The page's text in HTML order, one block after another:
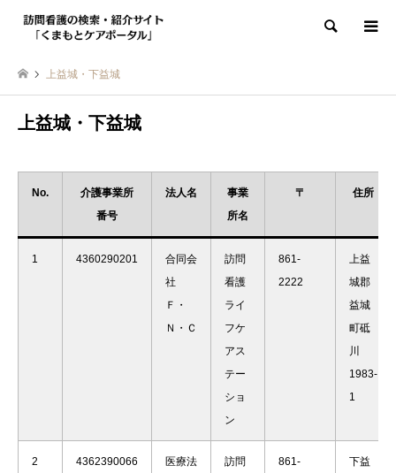
検索
上益城・下益城
上益城・下益城
No.
介護事業所
番号
法人名
事業
所名
〒 住所
1 4360290201
合同会
社
Ｆ・
Ｎ・Ｃ
訪問
看護
ライ
フケ
アス
テー
ショ
ン
861-
2222
上益
城郡
益城
町砥
川
1983-
1
2 4362390066
医療法
訪問
861-
下益